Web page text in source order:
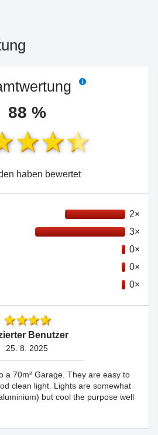
88 %
haben bewertet
2×
3×
0×
0×
0×
Benutzer
25. 8. 2025
a 70m² Garage. They are easy to
clean light. Lights are somewhat
but cool the purpose well